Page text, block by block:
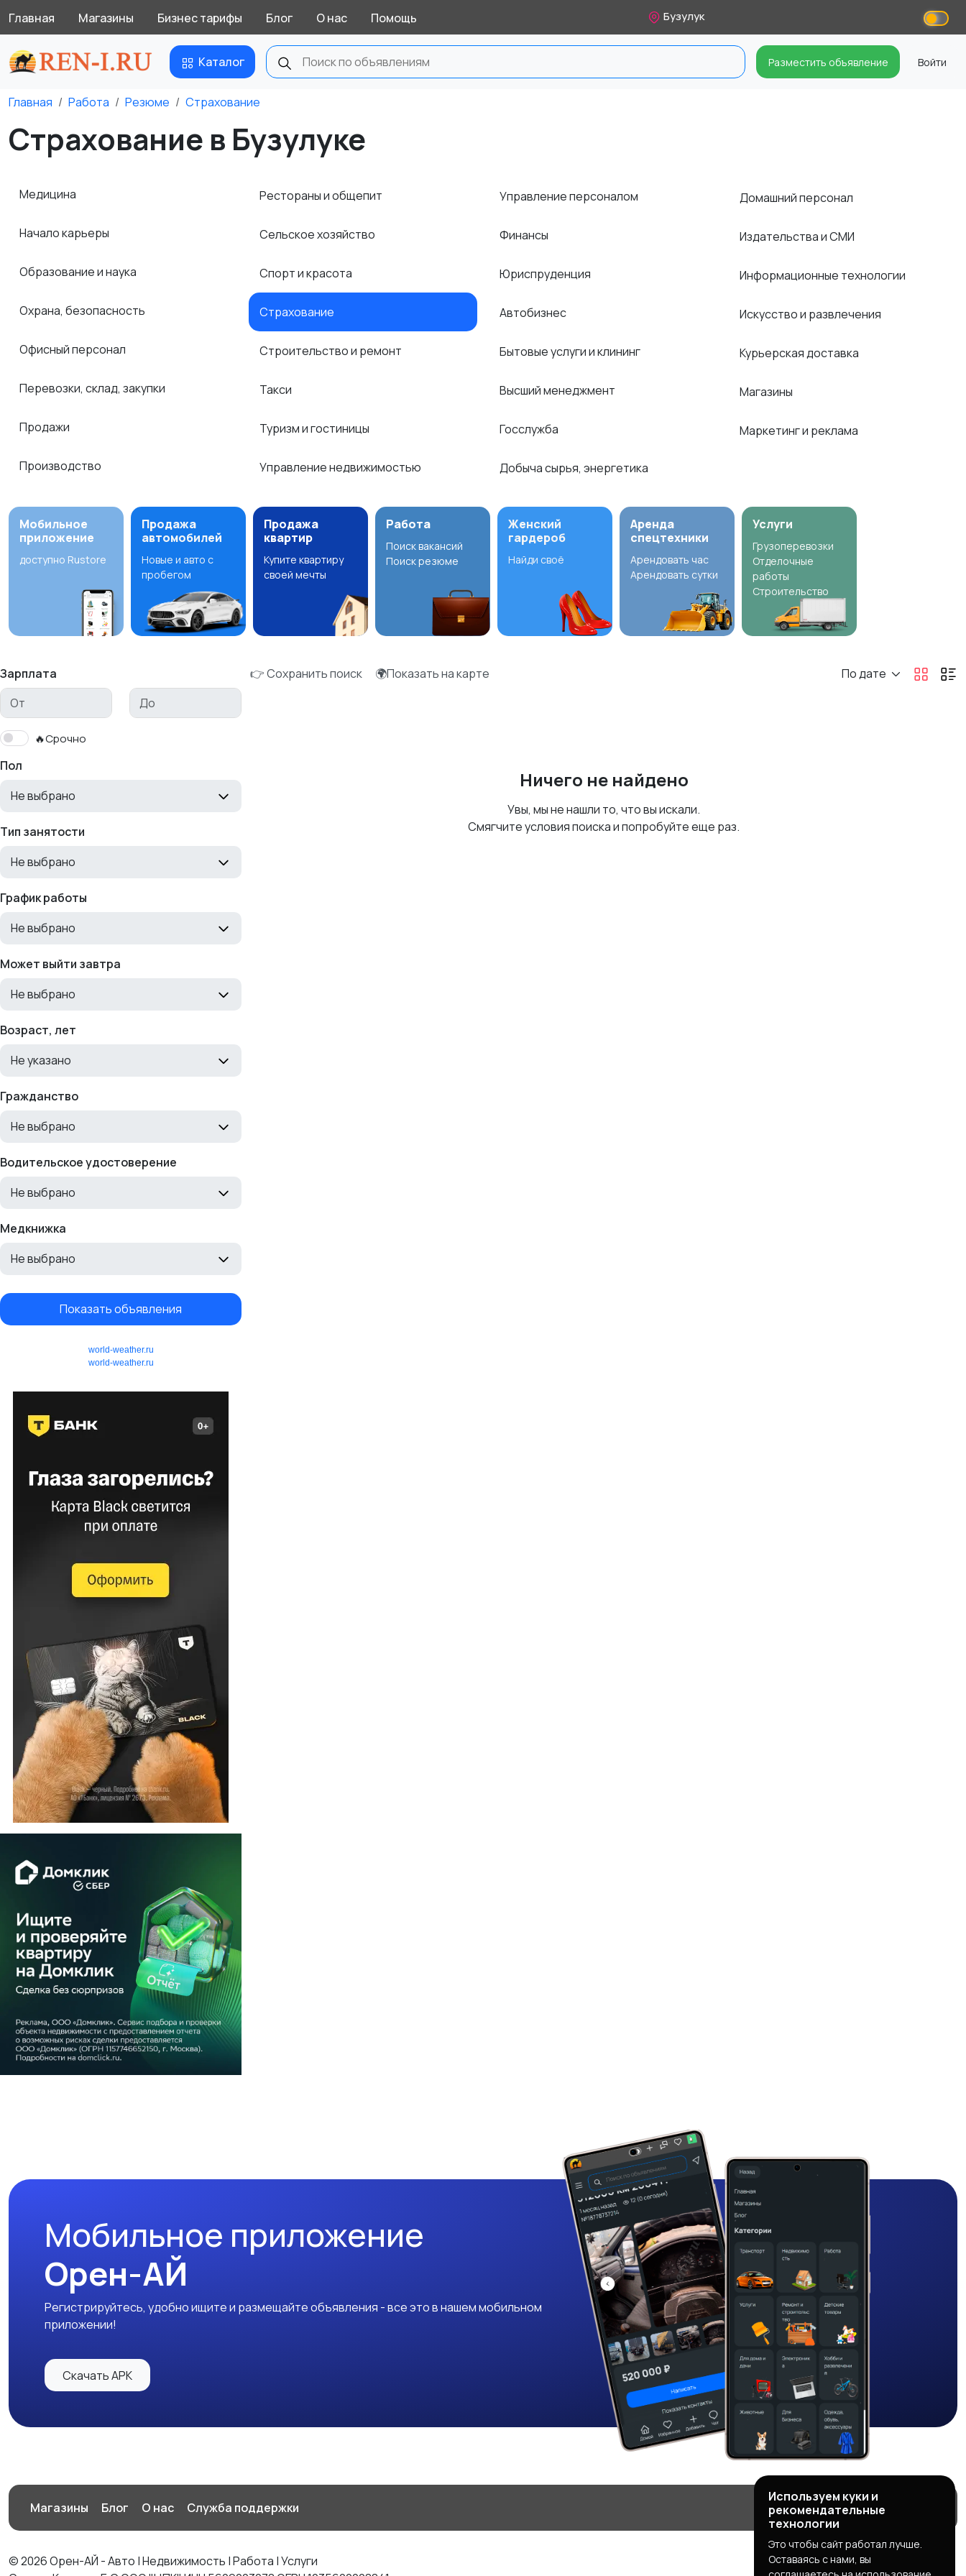
Главная Магазины Бизнес тарифы Блог О нас Помощь Бузулук
Каталог Разместить объявление Войти
Главная Работа Резюме Страхование
Страхование в Бузулуке
Медицина
Начало карьеры
Образование и наука
Охрана, безопасность
Офисный персонал
Перевозки, склад, закупки
Продажи
Производство
Рестораны и общепит
Сельское хозяйство
Спорт и красота
Страхование
Строительство и ремонт
Такси
Туризм и гостиницы
Управление недвижимостью
Управление персоналом
Финансы
Юриспруденция
Автобизнес
Бытовые услуги и клининг
Высший менеджмент
Госслужба
Добыча сырья, энергетика
Домашний персонал
Издательства и СМИ
Информационные технологии
Искусство и развлечения
Курьерская доставка
Магазины
Маркетинг и реклама
Мобильное
приложение
доступно Rustore
Продажа
автомобилей
Новые и авто с
пробегом
Продажа
квартир
Купите квартиру
своей мечты
Работа
Поиск вакансий
Поиск резюме
Женский
гардероб
Найди своё
Аренда
спецтехники
Арендовать час
Арендовать сутки
Услуги
Грузоперевозки
Отделочные
работы
Строительство
Зарплата
🔥Срочно
Пол
Не выбрано
Тип занятости
Не выбрано
График работы
Не выбрано
Может выйти завтра
Не выбрано
Возраст, лет
Не указано
Гражданство
Не выбрано
Водительское удостоверение
Не выбрано
Медкнижка
Не выбрано
Показать объявления
world-weather.ru
world-weather.ru
👉 Сохранить поиск 🌍Показать на карте По дате
Ничего не найдено
Увы, мы не нашли то, что вы искали.
Смягчите условия поиска и попробуйте еще раз.
Мобильное приложение
Орен-АЙ
Регистрируйтесь, удобно ищите и размещайте объявления - все это в нашем мобильном
приложении!
Скачать APK
Магазины Блог О нас Служба поддержки
© 2026 Орен-АЙ - Авто | Недвижимость | Работа | Услуги
Используем куки и
рекомендательные
технологии
Это чтобы сайт работал лучше.
Оставаясь с нами, вы